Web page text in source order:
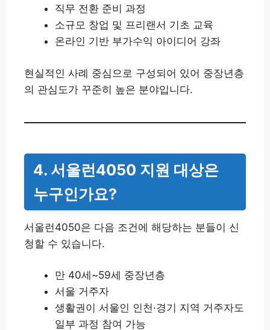
직무 전환 준비 과정
소규모 창업 및 프리랜서 기초 교육
온라인 기반 부가수익 아이디어 강좌
현실적인 사례 중심으로 구성되어 있어 중장년층
의 관심도가 꾸준히 높은 분야입니다.
4. 서울런4050 지원 대상은
누구인가요?
서울런4050은 다음 조건에 해당하는 분들이 신
청할 수 있습니다.
만 40세~59세 중장년층
서울 거주자
생활권이 서울인 인천·경기 지역 거주자도
일부 과정 참여 가능